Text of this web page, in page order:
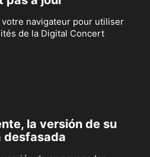
navigateur pour utiliser
de la Digital Concert
la versión de su
desfasada